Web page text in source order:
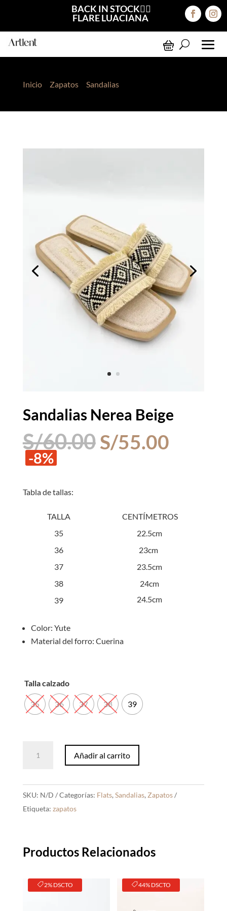
BACK IN STOCK❤️‍🔥
FLARE LUACIANA
Inicio> Zapatos> Sandalias> Sandalias Nerea Beige
Sandalias Nerea Beige
S/60.00 El
precio
S/55.00El
precio
-8%
Tabla de tallas:
TALLA
CENTÍMETROS
35
22.5cm
36
23cm
37
23.5cm
38
24cm
39
24.5cm
Color: Yute
Material del forro: Cuerina
Talla calzado
35 36 37 38 39
Nerea
Añadir al carrito
SKU: N/D Categorías: Flats, Sandalias, Zapatos
Etiqueta: zapatos
Productos Relacionados
2% DSCTO 44% DSCTO